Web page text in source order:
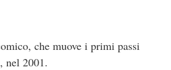
che muove i primi passi
nel 2001.